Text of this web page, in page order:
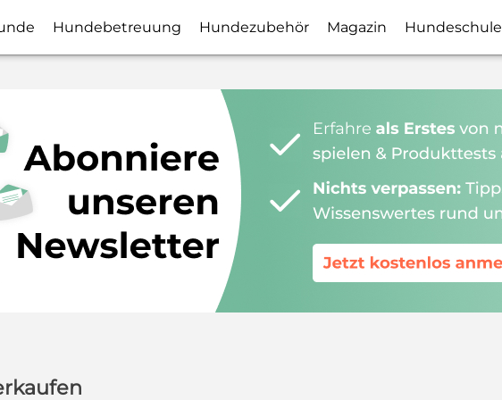
Hundebetreuung Hundezubehör Magazin Hundeschule